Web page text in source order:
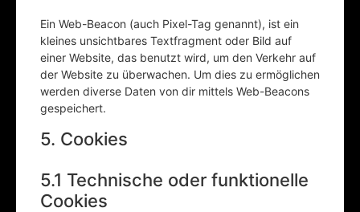
Ein Web-Beacon (auch Pixel-Tag genannt), ist ein
kleines unsichtbares Textfragment oder Bild auf
einer Website, das benutzt wird, um den Verkehr auf
der Website zu überwachen. Um dies zu ermöglichen
werden diverse Daten von dir mittels Web-Beacons
gespeichert.
5. Cookies
5.1 Technische oder funktionelle
Cookies